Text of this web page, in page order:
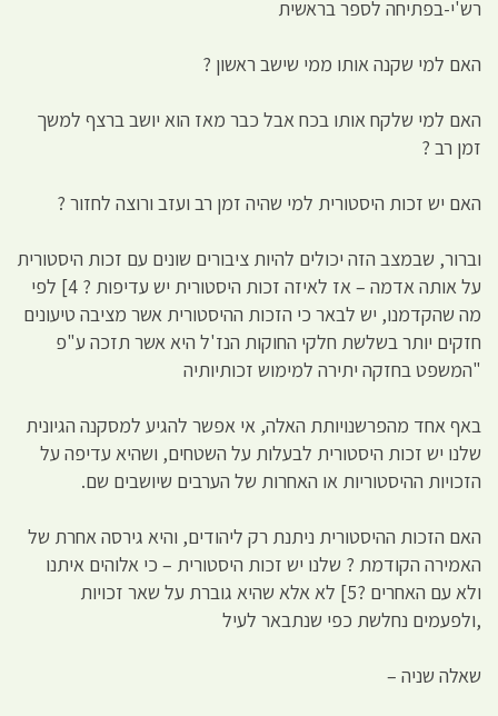
רש'י-בפתיחה לספר בראשית
האם למי שקנה אותו ממי שישב ראשון ?
האם למי שלקח אותו בכח אבל כבר מאז הוא יושב ברצף למשך
זמן רב ?
האם יש זכות היסטורית למי שהיה זמן רב ועזב ורוצה לחזור ?
וברור, שבמצב הזה יכולים להיות ציבורים שונים עם זכות היסטורית
על אותה אדמה – אז לאיזה זכות היסטורית יש עדיפות ? 4] לפי
מה שהקדמנו, יש לבאר כי הזכות ההיסטורית אשר מציבה טיעונים
חזקים יותר בשלשת חלקי החוקות הנז'ל היא אשר תזכה ע"פ
"המשפט בחזקה יתירה למימוש זכותיותיה
באף אחד מהפרשנויותת האלה, אי אפשר להגיע למסקנה הגיונית
שלנו יש זכות היסטורית לבעלות על השטחים, ושהיא עדיפה על
הזכויות ההיסטוריות או האחרות של הערבים שיושבים שם.
האם הזכות ההיסטורית ניתנת רק ליהודים, והיא גירסה אחרת של
האמירה הקודמת ? שלנו יש זכות היסטורית – כי אלוהים איתנו
ולא עם האחרים ?5] לא אלא שהיא גוברת על שאר זכויות
,ולפעמים נחלשת כפי שנתבאר לעיל
שאלה שניה –